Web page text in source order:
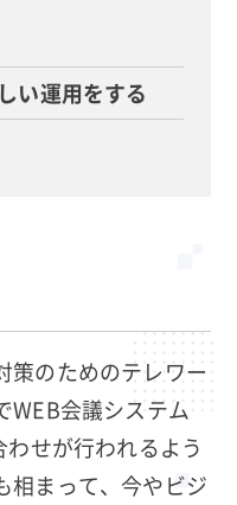
い運用をする
策のためのテレワー
WEB会議システム
せが行われるよう
相まって、今やビジ